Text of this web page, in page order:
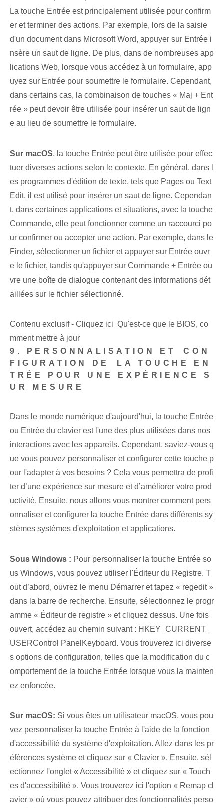
La touche Entrée est principalement utilisée pour⁤ confirm
er et terminer des actions. Par exemple, lors de la saisie
d'un document dans Microsoft Word, appuyer sur Entrée i
nsère un saut de ligne. De plus, dans de nombreuses app
lications Web, lorsque vous accédez à un formulaire, app
uyez sur Entrée pour soumettre le formulaire. Cependant,
dans certains cas, la combinaison de touches « Maj + Ent
rée » peut devoir être utilisée pour insérer un saut de lign
e au lieu de soumettre le formulaire.
Sur macOS, la touche ‌Entrée⁤ peut être utilisée pour effec
tuer diverses actions⁤ selon le contexte. En général, dans l
es programmes d'édition de texte, tels que Pages ou Text
Edit, il est utilisé pour insérer un saut de ligne. Cependan
t, dans certaines applications et situations, avec la touche
Commande, elle peut fonctionner comme un raccourci po
ur confirmer ou accepter une action. Par exemple, dans le
Finder, sélectionner un fichier et appuyer sur Entrée ouvr
e le fichier, tandis qu'appuyer sur Commande + Entrée ou
vre une boîte de dialogue contenant des informations dét
aillées sur le fichier sélectionné.
Contenu exclusif - Cliquez ici Qu'est-ce que le BIOS, co
mment mettre à jour
9. PERSONNALISATION ET ⁢CON
FIGURATION‌ DE⁢ LA TOUCHE EN
TRÉE POUR UNE EXPÉRIENCE S
UR MESURE
Dans le monde numérique d'aujourd'hui, la touche Entrée
ou Entrée du clavier est l'une des plus utilisées dans nos
interactions avec les appareils. Cependant, saviez-vous q
ue vous pouvez personnaliser et configurer cette touche p
our l'adapter à vos besoins ? Cela vous permettra de profi
ter d’une expérience sur mesure et d’améliorer votre prod
uctivité. Ensuite, nous allons vous montrer comment pers
onnaliser et configurer la touche Entrée dans différents sy
stèmes systèmes d'exploitation et applications.
Sous⁤ Windows : Pour personnaliser la touche Entrée so
us Windows, vous pouvez utiliser l'Éditeur du Registre. T
out d’abord, ouvrez le menu Démarrer⁢ et tapez « regedit »
dans la barre de recherche. Ensuite, sélectionnez le progr
amme « Éditeur de registre » et cliquez dessus. Une fois
ouvert, accédez au chemin suivant : HKEY_CURRENT_
USERControl PanelKeyboard. Vous trouverez ici diverse
s options de configuration, telles que la modification du c
omportement de la touche Entrée lorsque vous la mainten
ez enfoncée.
Sur macOS: Si vous êtes un utilisateur macOS, vous pou
vez personnaliser la touche Entrée à l'aide de la fonction
d'accessibilité du système d'exploitation. ​Allez dans les pr
éférences système et cliquez sur « Clavier ». Ensuite, sél
ectionnez⁣ l'onglet « Accessibilité » et cliquez sur « Touch
es d'accessibilité ».⁢ Vous trouverez ici⁣ l'option « Remap⁢ cl
avier » où vous pouvez attribuer des fonctionnalités perso